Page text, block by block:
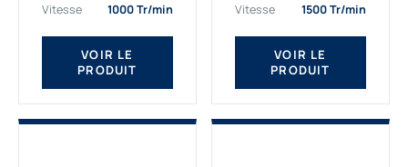
permet de livrer
rapidement tous types
de moteurs.
Ce moteur...
Vitesse
1000 Tr/min
VOIR LE
PRODUIT
sélectionné pour la très
haute...
Vitesse
1500 Tr/min
VOIR LE
PRODUIT